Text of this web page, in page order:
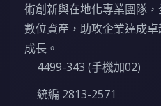
術創新與在地化專業團隊
數位資產，助攻企業達成
成長。
4499-343 (手機加02)
統編 2813-2571